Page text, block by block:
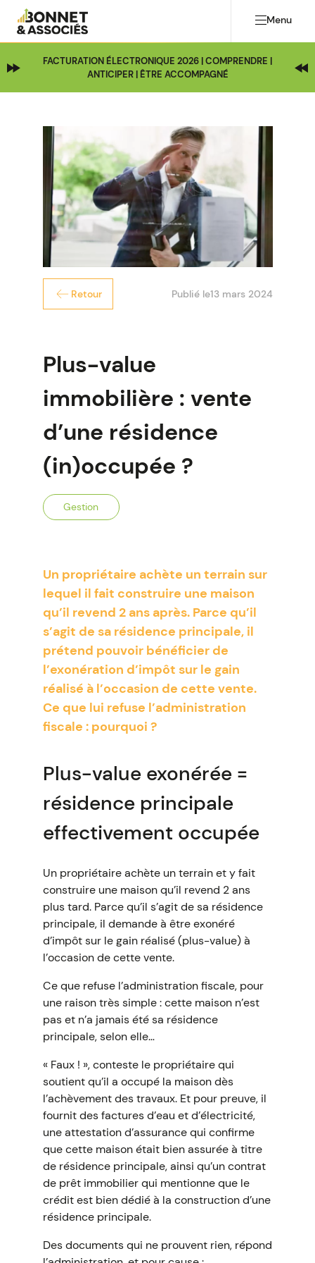
Menu
FACTURATION ÉLECTRONIQUE 2026 | COMPRENDRE |
ANTICIPER | ÊTRE ACCOMPAGNÉ
Retour Publié le13 mars 2024
Plus-value
immobilière : vente
d’une résidence
(in)occupée ?
Gestion
Un propriétaire achète un terrain sur
lequel il fait construire une maison
qu’il revend 2 ans après. Parce qu’il
s’agit de sa résidence principale, il
prétend pouvoir bénéficier de
l’exonération d’impôt sur le gain
réalisé à l’occasion de cette vente.
Ce que lui refuse l’administration
fiscale : pourquoi ?
Plus-value exonérée =
résidence principale
effectivement occupée
Un propriétaire achète un terrain et y fait
construire une maison qu’il revend 2 ans
plus tard. Parce qu’il s’agit de sa résidence
principale, il demande à être exonéré
d’impôt sur le gain réalisé (plus-value) à
l’occasion de cette vente.
Ce que refuse l’administration fiscale, pour
une raison très simple : cette maison n’est
pas et n’a jamais été sa résidence
principale, selon elle…
« Faux ! », conteste le propriétaire qui
soutient qu’il a occupé la maison dès
l’achèvement des travaux. Et pour preuve, il
fournit des factures d’eau et d’électricité,
une attestation d’assurance qui confirme
que cette maison était bien assurée à titre
de résidence principale, ainsi qu’un contrat
de prêt immobilier qui mentionne que le
crédit est bien dédié à la construction d’une
résidence principale.
Des documents qui ne prouvent rien, répond